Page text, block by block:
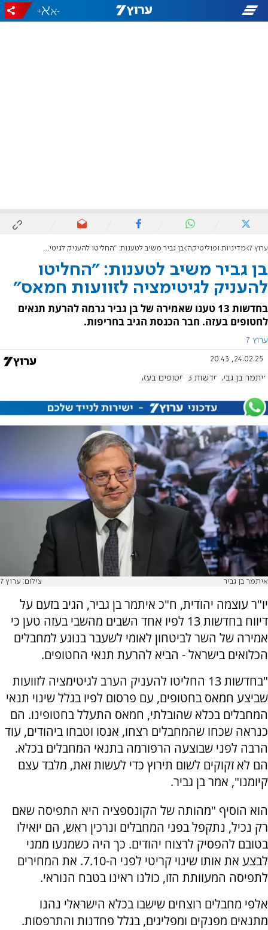
-
+
ערוץ 7 מדיניות ופוליטיקה בן גביר משיב לטענות: "החליטו להעניק לגיטימציה לזוועות חמאס"
בן גביר משיב לטענות: "החליטו
להעניק לגיטימציה לזוועות חמאס"
בחדשות 13 טענו שאמירה של בן גביר גרמה להרעת תנאים
לחטופים בעזה. חבר הכנסת הגיב בחריפות.
ערוץ 7
24.02.25, 20:43
איתמר בן גביר חדשות 13 חטופים בעזה
איתמר בן גביר צילום: ערוץ 7
יו"ר עוצמה יהודית, ח"כ איתמר בן גביר, הגיב בזעם על
דיווח בחדשות 13 לפיו אחד השבים מהשבי בעזה טען כי
אמירה של השר לביטחון לאומי לשעבר בנוגע למחבלים
הכלואים בישראל - הביא להרעת תנאי החטופים.
"בחדשות 13 החליטו להעניק הערב לגיטימציה לזוועות
שביצע חמאס בחטופים, עם פרסום לפיו בגלל שינוי תנאי
המחבלים בכלא שהובלתי, חמאס התעלל בחטופינו. הם
כנראה שכחו שהמחבלים רצחו, אנסו וטבחו ביהודים, עוד
הרבה לפני שבוצעה הרפורמה בתנאי המחבלים בכלא.
הם לא זקוקים לשום תירוץ כדי לעשות זאת, מלבד עצם
קיומנו", אמר בן גביר.
הוא הוסיף "מהותה של הקונספציה היא התפיסה שאם
רק נכיל, נתקפל בפני המחבלים ונרכין ראש, הם יואילו
בטובם להפסיק לרצוח יהודים. כך היה כשמנעו ממני
לבצע את אותו שינוי קריטי לפני ה-7.10. את המחירים
לתפיסה המעוותת הזו, כולנו ראינו בטבח הנוראי.
אלפי מחבלים רוצחים שישבו בכלא הישראלי נהנו
מתנאים מפנקים ומפליגים, בגלל פחדנות והתרפסות.